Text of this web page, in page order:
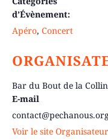
d’Évènement:
Apéro, Concert
Bar du Bout de la
E-mail
Voir le site Organisateur